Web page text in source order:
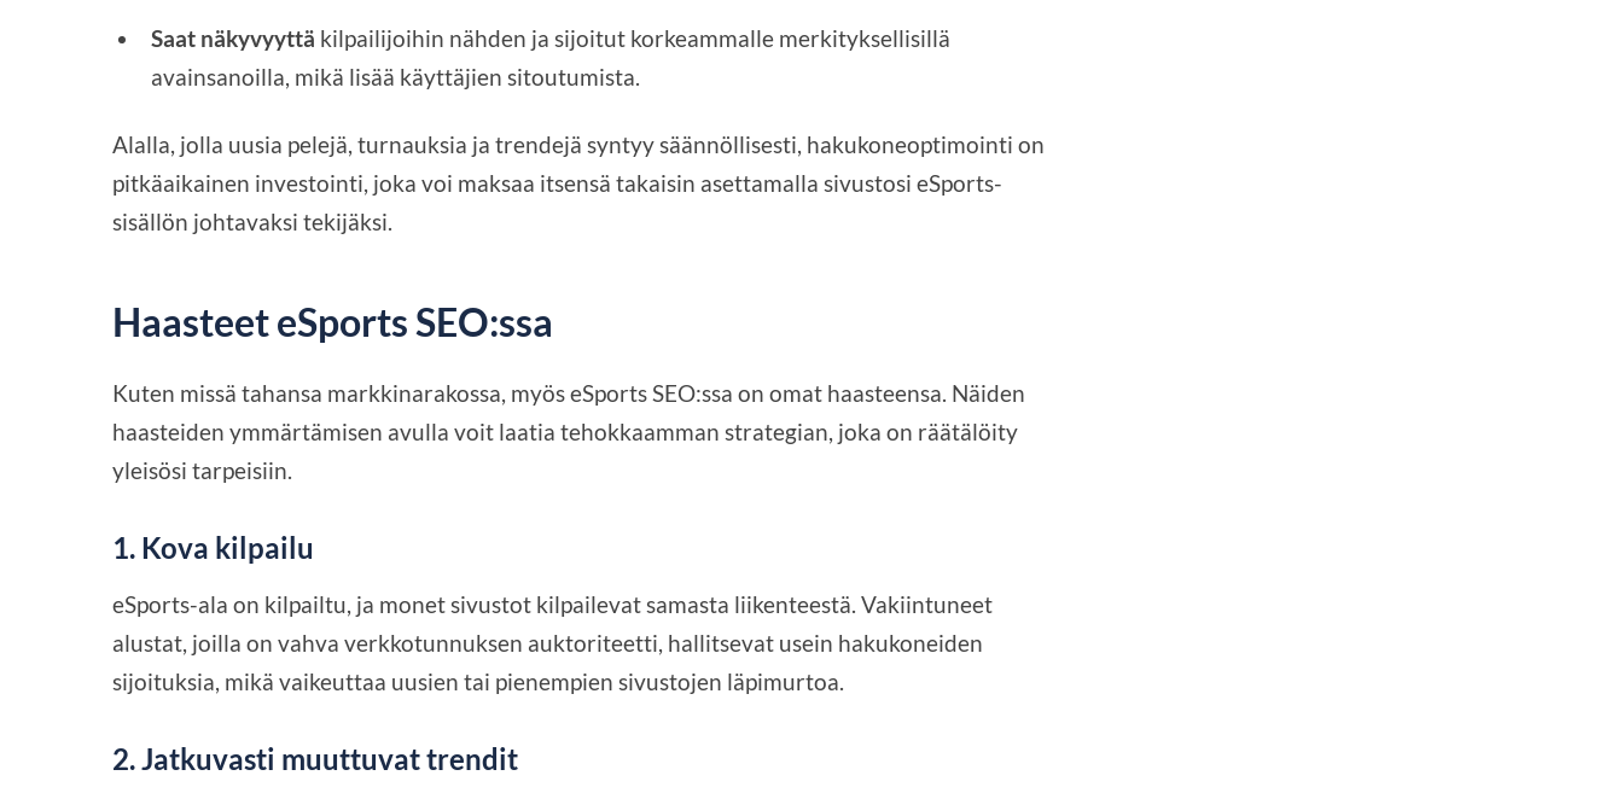
Saat näkyvyyttä kilpailijoihin nähden ja sijoitut korkeammalle merkityksellisillä
avainsanoilla, mikä lisää käyttäjien sitoutumista.
Alalla, jolla uusia pelejä, turnauksia ja trendejä syntyy säännöllisesti, hakukoneoptimointi on
pitkäaikainen investointi, joka voi maksaa itsensä takaisin asettamalla sivustosi eSports-
sisällön johtavaksi tekijäksi.
Haasteet eSports SEO:ssa
Kuten missä tahansa markkinarakossa, myös eSports SEO:ssa on omat haasteensa. Näiden
haasteiden ymmärtämisen avulla voit laatia tehokkaamman strategian, joka on räätälöity
yleisösi tarpeisiin.
1. Kova kilpailu
eSports-ala on kilpailtu, ja monet sivustot kilpailevat samasta liikenteestä. Vakiintuneet
alustat, joilla on vahva verkkotunnuksen auktoriteetti, hallitsevat usein hakukoneiden
sijoituksia, mikä vaikeuttaa uusien tai pienempien sivustojen läpimurtoa.
2. Jatkuvasti muuttuvat trendit